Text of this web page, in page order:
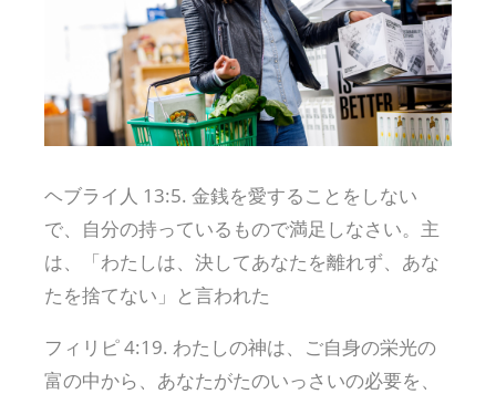
ヘブライ人 13:5. 金銭を愛することをしない
で、自分の持っているもので満足しなさい。主
は、「わたしは、決してあなたを離れず、あな
たを捨てない」と言われた
フィリピ 4:19. わたしの神は、ご自身の栄光の
富の中から、あなたがたのいっさいの必要を、